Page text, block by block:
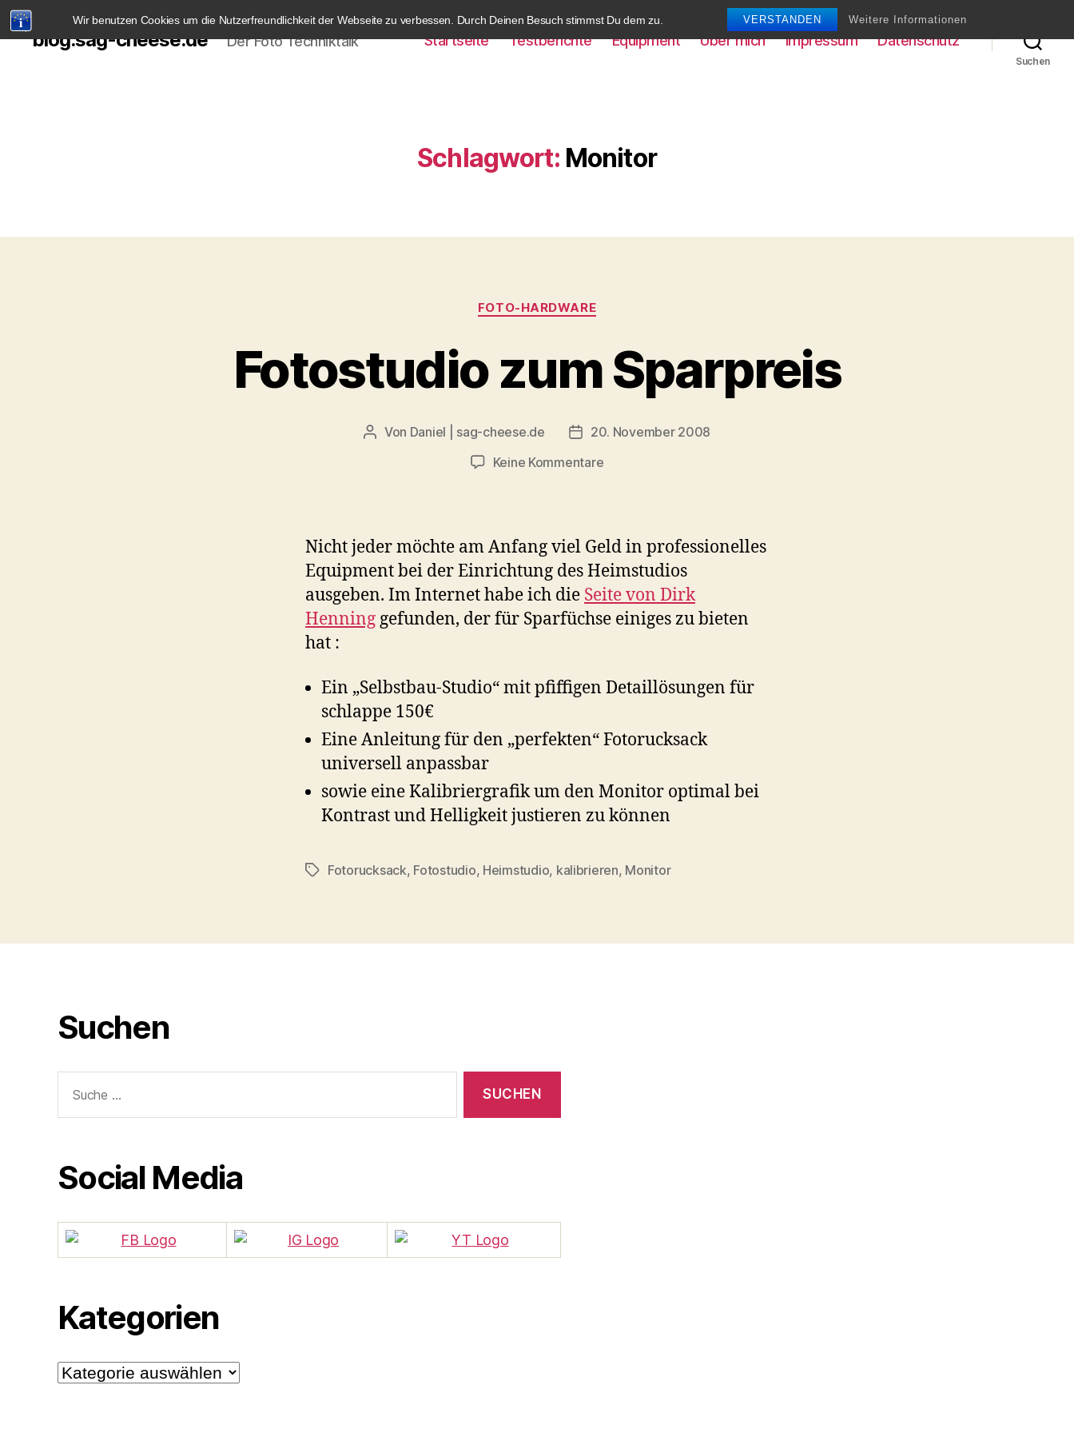
Wir benutzen Cookies um die Nutzerfreundlichkeit der Webseite zu verbessen. Durch Deinen Besuch stimmst Du dem zu. VERSTANDEN Weitere Informationen
blog.sag-cheese.de Der Foto Techniktalk Startseite Testberichte Equipment Über mich Impressum Datenschutz
Suchen
Schlagwort: Monitor
Kategorien
FOTO-HARDWARE
Fotostudio zum Sparpreis
Beitragsautor
Von Daniel | sag-cheese.de Beitragsdatum
20. November 2008
Keine Kommentarezu
Nicht jeder möchte am Anfang viel Geld in professionelles
Equipment bei der Einrichtung des Heimstudios
ausgeben. Im Internet habe ich die Seite von Dirk
Henning gefunden, der für Sparfüchse einiges zu bieten
hat :
Ein „Selbstbau-Studio“ mit pfiffigen Detaillösungen für
schlappe 150€
Eine Anleitung für den „perfekten“ Fotorucksack
universell anpassbar
sowie eine Kalibriergrafik um den Monitor optimal bei
Kontrast und Helligkeit justieren zu können
Schlagwörter
Fotorucksack, Fotostudio, Heimstudio, kalibrieren, Monitor
Suchen
nach:
Social Media
Kategorien
Kategorien